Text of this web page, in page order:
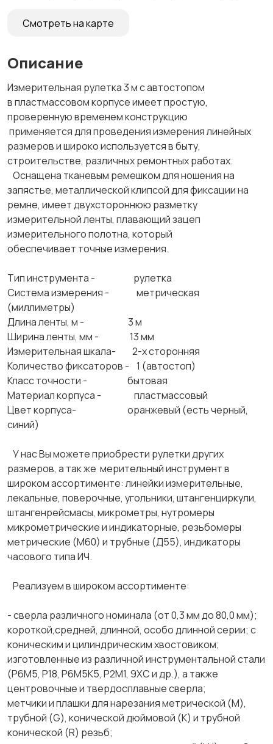
Смотреть на карте
Описание
Измерительная рулетка 3 м с автостопом
в пластмассовом корпусе имеет простую,
проверенную временем конструкцию
применяется для проведения измерения линейных
размеров и широко используется в быту,
строительстве, различных ремонтных работах.
Оснащена тканевым ремешком для ношения на
запястье, металлической клипсой для фиксации на
ремне, имеет двухстороннюю разметку
измерительной ленты, плавающий зацеп
измерительного полотна, который
обеспечивает точные измерения.
Тип инструмента - рулетка
Система измерения - метрическая
(миллиметры)
Длина ленты, м - 3 м
Ширина ленты, мм - 13 мм
Измерительная шкала- 2-х сторонняя
Количество фиксаторов - 1 (автостоп)
Класс точности - бытовая
Материал корпуса - пластмассовый
Цвет корпуса- оранжевый (есть черный,
синий)
У нас Вы можете приобрести рулетки других
размеров, а так же мерительный инструмент в
широком ассортименте: линейки измерительные,
лекальные, поверочные, угольники, штангенциркули,
штангенрейсмасы, микрометры, нутромеры
микрометрические и индикаторные, резьбомеры
метрические (М60) и трубные (Д55), индикаторы
часового типа ИЧ.
Реализуем в широком ассортименте:
- сверла различного номинала (от 0,3 мм до 80,0 мм);
короткой,средней, длинной, особо длинной серии; с
коническим и цилиндрическим хвостовиком;
изготовленные из различной инструментальной стали
(Р6М5, Р18, Р6М5К5, Р2М1, 9ХС и др.), а также
центровочные и твердосплавные сверла;
метчики и плашки для нарезания метрической (М),
трубной (G), конической дюймовой (К) и трубной
конической (R) резьб;